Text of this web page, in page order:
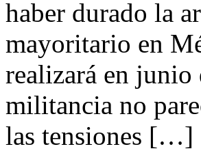
haber durado la
mayoritario en
realizará en junio
militancia no
las tensiones […]